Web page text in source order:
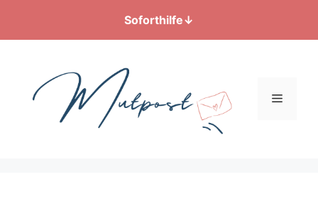
Soforthilfe↓
springen
Menü